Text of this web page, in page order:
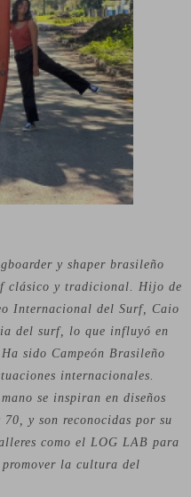
y shaper brasileño
clásico y tradicional. Hijo de
Internacional del Surf, Caio
del surf, lo que influyó en
sido Campeón Brasileño
internacionales.
se inspiran en diseños
y son reconocidas por su
como el LOG LAB para
la cultura del